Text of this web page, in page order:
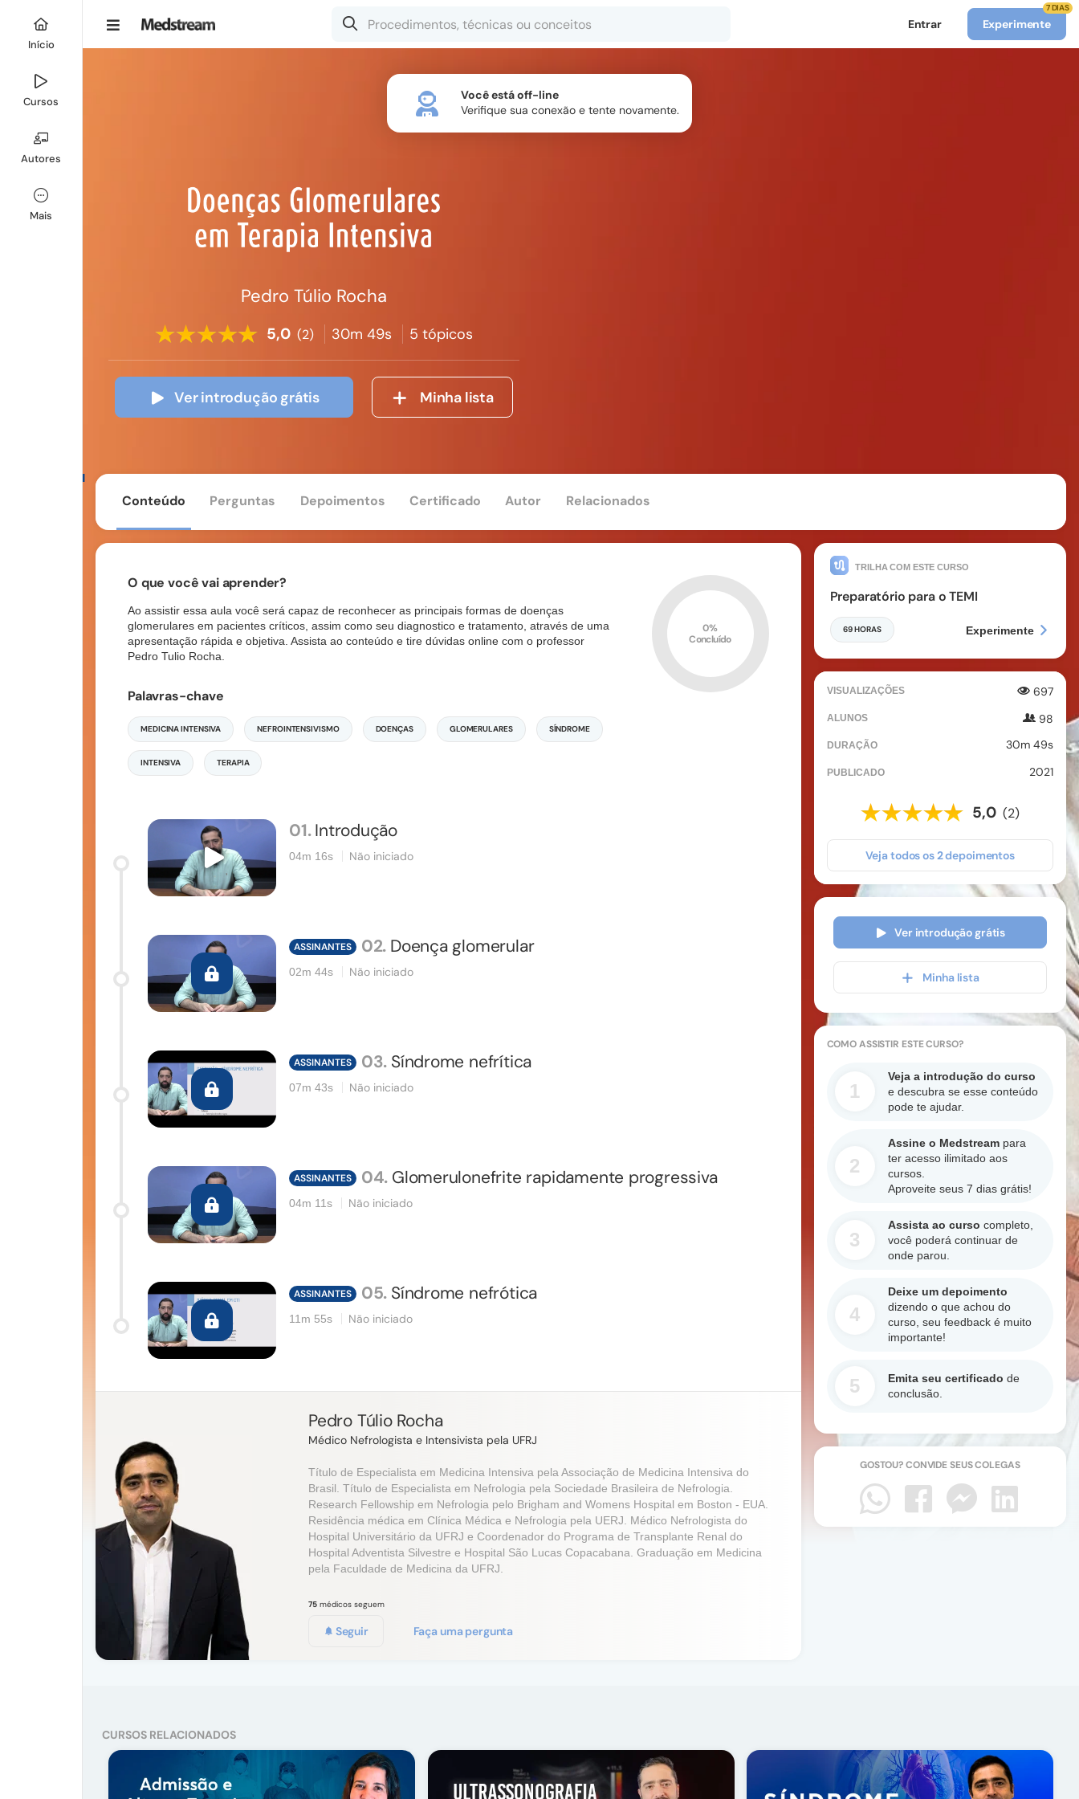
Início
Cursos
Autores
Mais
Entrar Experimente
7 DIAS
Pedro Túlio Rocha
5,0 (2) 30m 49s 5 tópicos
Ver introdução grátis Minha lista
Conteúdo Perguntas Depoimentos Certificado Autor Relacionados
O que você vai aprender?
Ao assistir essa aula você será capaz de reconhecer as principais formas de doenças
glomerulares em pacientes críticos, assim como seu diagnostico e tratamento, através de uma
apresentação rápida e objetiva. Assista ao conteúdo e tire dúvidas online com o professor
Pedro Tulio Rocha.
Palavras-chave
MEDICINA INTENSIVA NEFROINTENSIVISMO DOENÇAS GLOMERULARES SÍNDROME
INTENSIVA TERAPIA
0%
Concluído
01.Introdução
04m 16s Não iniciado
ASSINANTES 02. Doença glomerular
02m 44s Não iniciado
ASSINANTES 03. Síndrome nefrítica
07m 43s Não iniciado
ASSINANTES 04. Glomerulonefrite rapidamente progressiva
04m 11s Não iniciado
ASSINANTES 05. Síndrome nefrótica
11m 55s Não iniciado
Pedro Túlio Rocha
Médico Nefrologista e Intensivista pela UFRJ
Título de Especialista em Medicina Intensiva pela Associação de Medicina Intensiva do
Brasil. Título de Especialista em Nefrologia pela Sociedade Brasileira de Nefrologia.
Research Fellowship em Nefrologia pelo Brigham and Womens Hospital em Boston - EUA.
Residência médica em Clínica Médica e Nefrologia pela UERJ. Médico Nefrologista do
Hospital Universitário da UFRJ e Coordenador do Programa de Transplante Renal do
Hospital Adventista Silvestre e Hospital São Lucas Copacabana. Graduação em Medicina
pela Faculdade de Medicina da UFRJ.
75 médicos seguem
Seguir Faça uma pergunta
TRILHA COM ESTE CURSO
Preparatório para o TEMI
69 HORAS Experimente
VISUALIZAÇÕES 697
ALUNOS 98
DURAÇÃO 30m 49s
PUBLICADO 2021
5,0 (2)
Veja todos os2depoimentos
Ver introdução grátis
Minha lista
COMO ASSISTIR ESTE CURSO?
1
Veja a introdução do curso
e descubra se esse conteúdo
pode te ajudar.
2
Assine o Medstreampara
ter acesso ilimitado aos
cursos.
Aproveite seus 7 dias grátis!
3
Assista ao curso completo,
você poderá continuar de
onde parou.
4
Deixe um depoimento
dizendo o que achou do
curso, seu feedback é muito
importante!
5 Emita seu certificado de
conclusão.
GOSTOU? CONVIDE SEUS COLEGAS
CURSOS RELACIONADOS
Você está off-line
Verifique sua conexão e tente novamente.